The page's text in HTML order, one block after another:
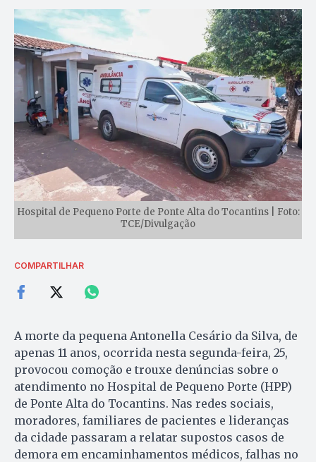
Hospital de Pequeno Porte de Ponte Alta do Tocantins | Foto:
TCE/Divulgação
COMPARTILHAR
A morte da pequena Antonella Cesário da Silva, de
apenas 11 anos, ocorrida nesta segunda-feira, 25,
provocou comoção e trouxe denúncias sobre o
atendimento no Hospital de Pequeno Porte (HPP)
de Ponte Alta do Tocantins. Nas redes sociais,
moradores, familiares de pacientes e lideranças
da cidade passaram a relatar supostos casos de
demora em encaminhamentos médicos, falhas no